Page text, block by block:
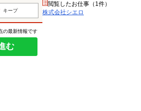
キープ
の最新情報です
む
閲覧したお仕事（1件）
株式会社シエロ